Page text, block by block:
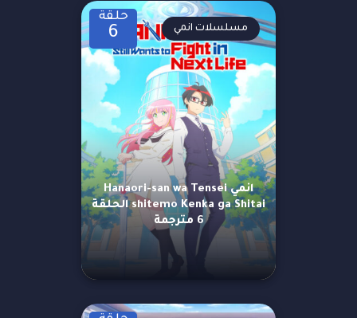
حلقة
6
انمي Hanaori-san wa Tensei
shitemo Kenka ga Shitai الحلقة
6 مترجمة
مسلسلات انمي